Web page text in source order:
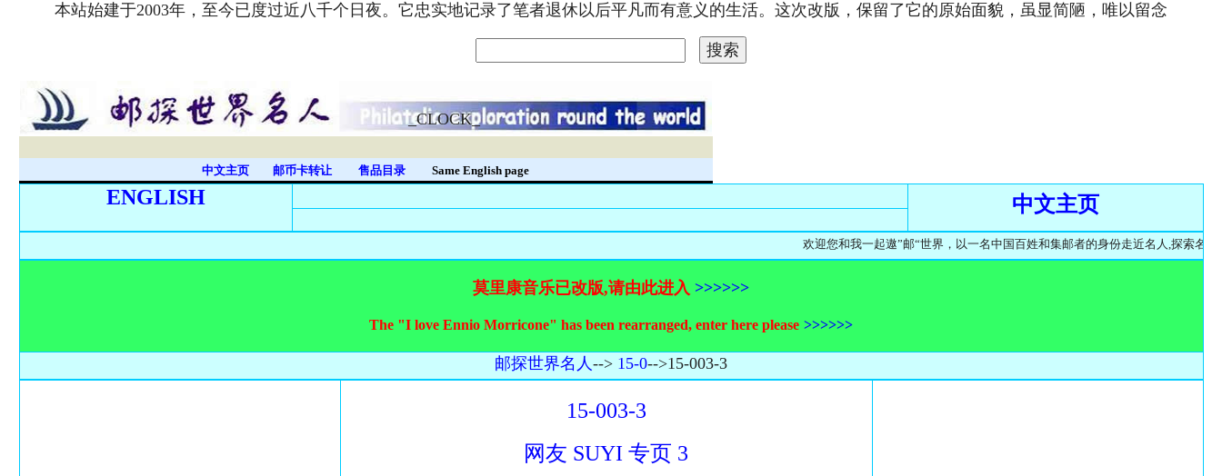
本站始建于2003年，至今已度过近八千个日夜。它忠实地记录了笔者退休以后平凡而有意义的生活。这次改版，保留了它的原始面貌，虽显简陋，唯以留念
中文主页 邮币卡转让 售品目录 Same English page
ENGLISH 中文主页
_CLOCK_
欢迎您和我一起遨”邮“世界，以一名中国百姓和集邮者的身份走近名人,探索名人,记录名
莫里康音乐已改版,请由此进入 >>>>>>
The "I love Ennio Morricone" has been rearranged, enter here please >>>>>>
邮探世界名人--> 15-0-->15-003-3
15-003-3
网友 SUYI 专页 3